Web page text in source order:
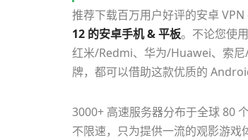
推荐下载百万用户好评的安卓 VPN
12 的安卓手机 & 平板。不论您使
红米/Redmi、华为/Huawei、索
牌，都可以借助这款优质的
3000+ 高速服务器分布于全球 80
不限速，只为提供一流的观影游